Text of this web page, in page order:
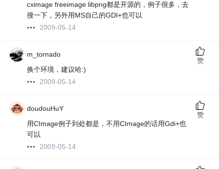
cximage freeimage libpng都是开源的，例子很多，去
搜一下，另外用MS自己的GDI+也可以
2009-05-14
m_tornado
换个环境，建议哈:)
2009-05-14
赞
doudouHuY
用CImage例子到处都是，不用CImage的话用Gdi+也
可以
2009-05-14
赞